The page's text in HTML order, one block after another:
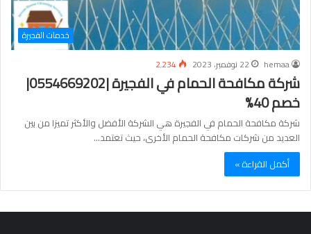
خدمات الفجيرة
hemaa
22 نوفمبر، 2023 2٬234
شركة مكافحة الحمام في الفجيرة |0554669202|
خصم 40%
شركة مكافحة الحمام في الفجيرة هي الشركة الأفضل والأكثر تميزا من بين
العديد من شركات مكافحة الحمام الأخرى، حيث تعتمد…
أكمل القراءة »